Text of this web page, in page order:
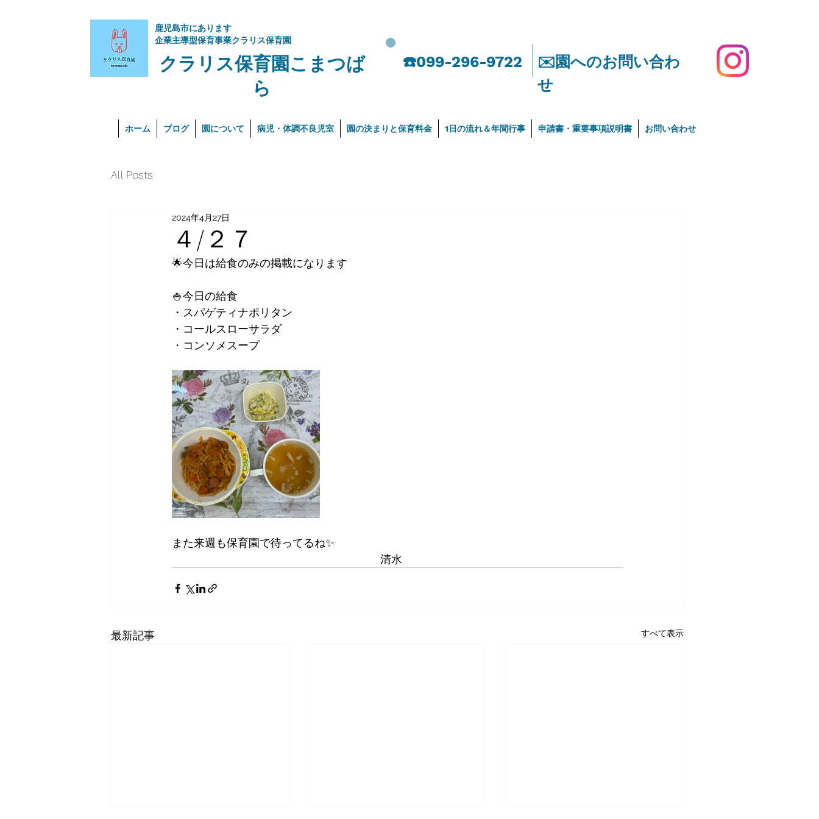
​鹿児島市にあります
企業主導型保育事業クラリス保育園
クラリス保育園こまつば
ら
​☎️099-296-9722
​✉️園へのお問い合わ
せ
ホーム ブログ 園について 病児・体調不良児室 園の決まりと保育料金 1日の流れ＆年間行事 申請書・重要事項説明書 お問い合わせ
All Posts
４/２７
2024年4月27日
🌟今日は給食のみの掲載になります
🍚今日の給食
・スパゲティナポリタン
・コールスローサラダ
・コンソメスープ
また来週も保育園で待ってるね✨
清水
最新記事 すべて表示